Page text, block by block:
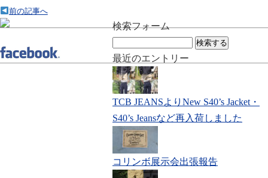
前の記事へ
検索フォーム
索:
最近のエントリー
TCB JEANSよりNew S40’s Jacket・
S40’s Jeansなど再入荷しました
コリンボ展示会出張報告